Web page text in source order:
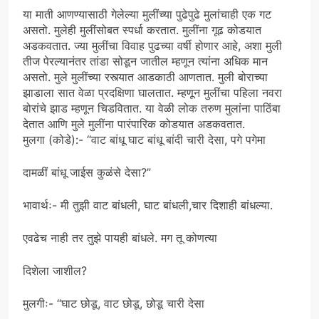
या माती आणण्यासाठी गेलेल्या मुलींच्या पुढेपुढे मुलांचाही एक गट
असतो. मुलेही मुलींसोबत स्पर्धा करतात. मुलींना गूढ कोडयात
अडकवतात. ज्या मुलींचा विवाह पुढच्या वर्षी होणार आहे, अशा मुली
तीज पेरल्यानंतर तांडा सोडून जातील म्हणून त्यांना अधिक मान
असतो. मुले मुलींच्या रस्त्यात आडकाठी आणतात. मुली बोराच्या
झाडाला सात वेळा प्रदक्षिणा घालतात. म्हणून मुलींचा पहिला नवरा
बोरांचे झाड म्हणून चिडवितात. या वेळी लोक तरुण मुलांना पाठिंबा
देतात आणि मुले मुलींना पारंपारिक कोडयात अडकवतात.
मुलगा (कोडे):- “वाट बांधू घाट बांधू बांदी चारी देसा, पगे पगेमा
दामळीं बांधू जाईस कुळंसे देसा?”
भावार्थः- मी तुझी वाट बांधली, घाट बांधली,चार दिशाही बांधल्या.
एवढेच नाही तर तुझे पायही बांधले. मग तू कोणत्या
दिशेला जाशील?
मुलगीः- “घाट छोडू, वाट छोडू, छोडू चारी देसा